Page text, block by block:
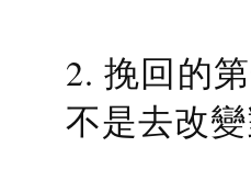
2. 挽回的
不是去改變